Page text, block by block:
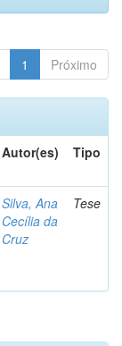
1 Próximo
Autor(es) Tipo
Silva, Ana
Cecília da
Cruz
Tese